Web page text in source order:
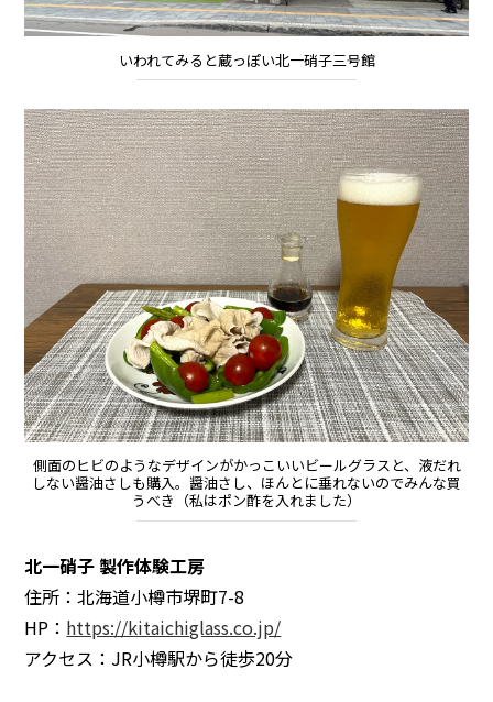
いわれてみると蔵っぽい北一硝子三号館
側面のヒビのようなデザインがかっこいいビールグラスと、液だれ
しない醤油さしも購入。醤油さし、ほんとに垂れないのでみんな買
うべき（私はポン酢を入れました）
北一硝子 製作体験工房
住所：北海道小樽市堺町7-8
HP： https://kitaichiglass.co.jp/
アクセス：JR小樽駅から徒歩20分